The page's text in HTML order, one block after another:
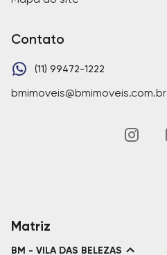
Contato
(11) 99472-1222
bmimoveis@bmimoveis.com.br
Matriz
BM - VILA DAS BELEZAS